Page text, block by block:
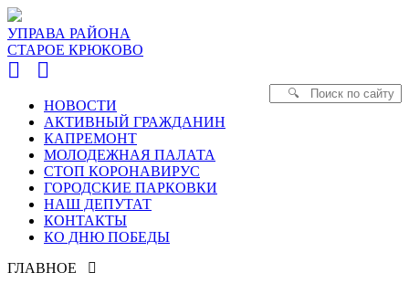
УПРАВА РАЙОНА
СТАРОЕ КРЮКОВО
НОВОСТИ
АКТИВНЫЙ ГРАЖДАНИН
КАПРЕМОНТ
МОЛОДЕЖНАЯ ПАЛАТА
СТОП КОРОНАВИРУС
ГОРОДСКИЕ ПАРКОВКИ
НАШ ДЕПУТАТ
КОНТАКТЫ
КО ДНЮ ПОБЕДЫ
ГЛАВНОЕ